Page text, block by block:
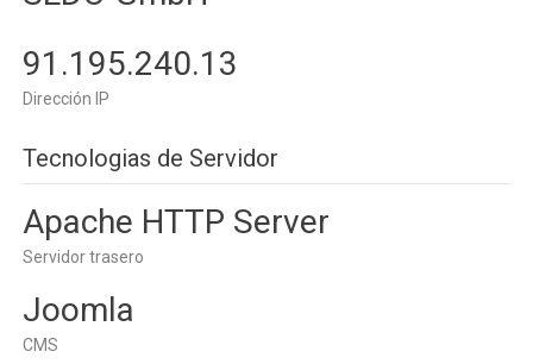
91.195.240.13
Dirección IP
Tecnologias de Servidor
Apache HTTP Server
Servidor trasero
Joomla
CMS